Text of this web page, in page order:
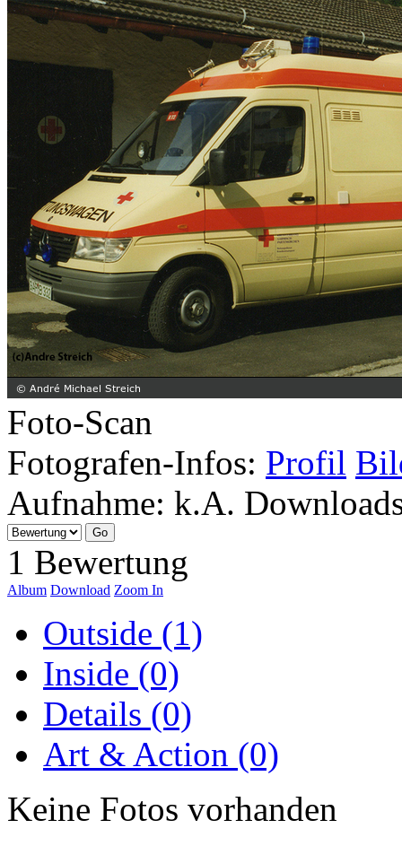
Foto-Scan
Fotografen-Infos: Profil
Aufnahme: k.A.
1 Bewertung
Album Download Zoom In
Outside (1)
Inside (0)
Details (0)
Art & Action (0)
Keine Fotos vorhanden